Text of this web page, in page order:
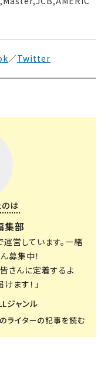
／Twitter
は
集部
営しています。一緒
募集中！
さんに定着するよ
ます！」
ジャンル